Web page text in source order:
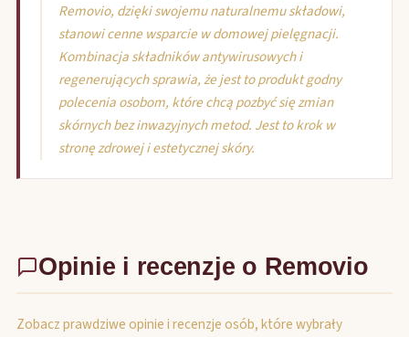
Removio, dzięki swojemu naturalnemu składowi,
stanowi cenne wsparcie w domowej pielęgnacji.
Kombinacja składników antywirusowych i
regenerujących sprawia, że jest to produkt godny
polecenia osobom, które chcą pozbyć się zmian
skórnych bez inwazyjnych metod. Jest to krok w
stronę zdrowej i estetycznej skóry.
Opinie i recenzje o Removio
Zobacz prawdziwe opinie i recenzje osób, które wybrały